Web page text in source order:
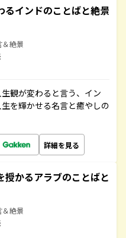
るインドのことばと絶景
＆絶景
観が変わると言う、イン
を輝かせる名言と癒やしの
詳細を見る
授かるアラブのことばと
＆絶景